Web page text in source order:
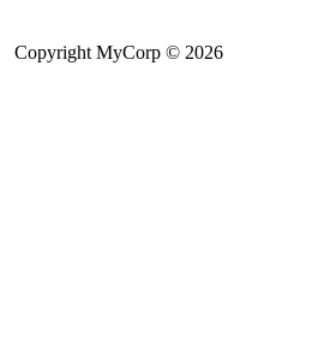
Copyright MyCorp © 2026